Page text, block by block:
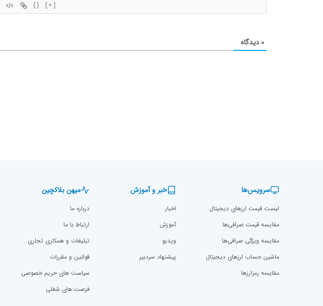
{} [+]
۰ دیدگاه
سرویس‌ها
لیست قیمت ارزهای دیجیتال
مقایسه قیمت صرافی‌ها
مقایسه ویژگی صرافی‌ها
ماشین حساب ارزهای دیجیتال
مقایسه رمزارز‌ها
خبر و آموزش
اخبار
آموزش
ویدیو
پیشنهاد سردبیر
میهن بلاکچین
درباره ما
ارتباط با ما
تبلیغات و همکاری تجاری
قوانین و مقررات
سیاست های حریم خصوصی
فرصت های شغلی